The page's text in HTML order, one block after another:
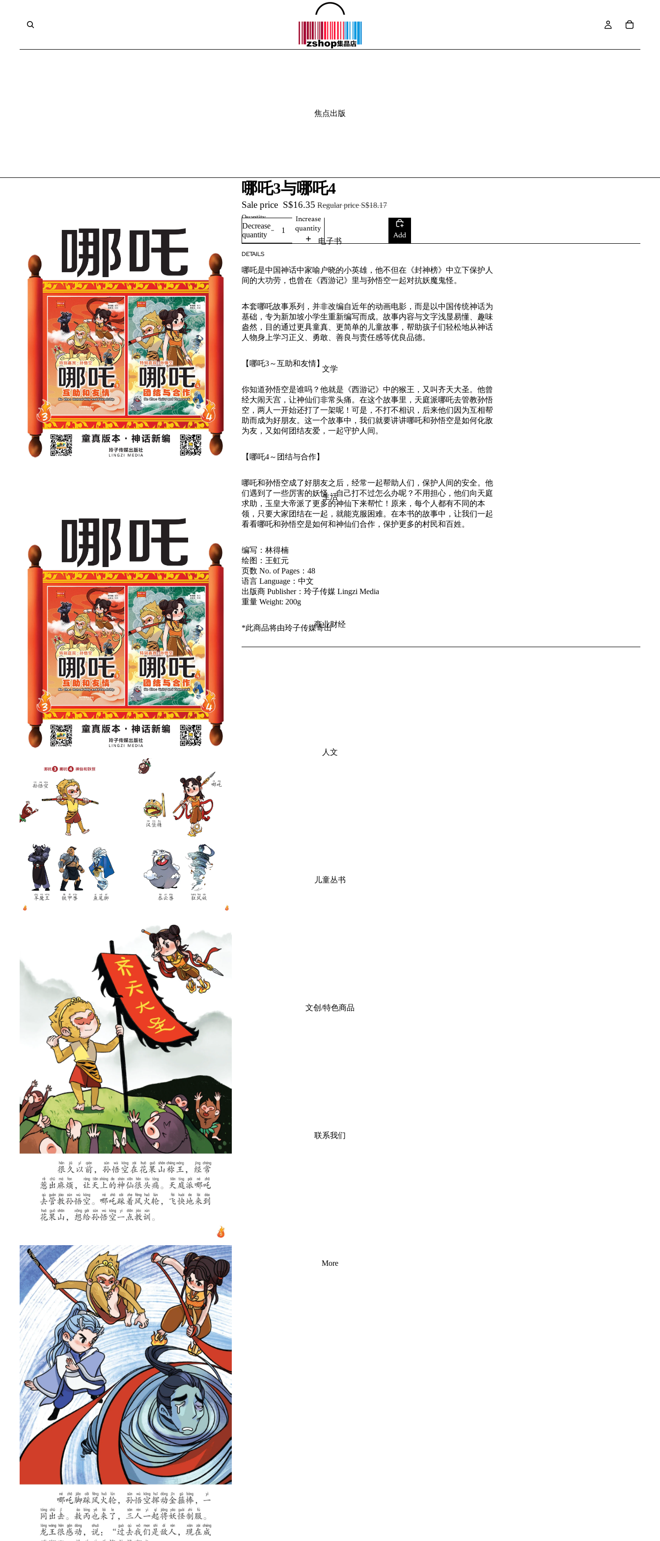
焦点出版
电子书
文学
生活
商业财经
人文
儿童丛书
文创/特色商品
联系我们
More
哪吒3与哪吒4
Sale price S$16.35 Regular priceS$18.17
Quantity
Decrease
quantity
Increase
quantity
Add
to
DETAILS
哪吒是中国神话中家喻户晓的小英雄，他不但在《封神榜》中立下保护人
间的大功劳，也曾在《西游记》里与孙悟空一起对抗妖魔鬼怪。
本套哪吒故事系列，并非改编自近年的动画电影，而是以中国传统神话为
基础，专为新加坡小学生重新编写而成。故事内容与文字浅显易懂、趣味
盎然，目的通过更具童真、更简单的儿童故事，帮助孩子们轻松地从神话
人物身上学习正义、勇敢、善良与责任感等优良品德。
【哪吒3～互助和友情】
你知道孙悟空是谁吗？他就是《西游记》中的猴王，又叫齐天大圣。他曾
经大闹天宫，让神仙们非常头痛。在这个故事里，天庭派哪吒去管教孙悟
空，两人一开始还打了一架呢！可是，不打不相识，后来他们因为互相帮
助而成为好朋友。这一个故事中，我们就要讲讲哪吒和孙悟空是如何化敌
为友，又如何团结友爱，一起守护人间。
【哪吒4～团结与合作】
哪吒和孙悟空成了好朋友之后，经常一起帮助人们，保护人间的安全。他
们遇到了一些厉害的妖怪，自己打不过怎么办呢？不用担心，他们向天庭
求助，玉皇大帝派了更多的神仙下来帮忙！原来，每个人都有不同的本
领，只要大家团结在一起，就能克服困难。在本书的故事中，让我们一起
看看哪吒和孙悟空是如何和神仙们合作，保护更多的村民和百姓。
编写：林得楠
绘图：王虹元
页数 No. of Pages：48
语言 Language：中文
出版商 Publisher：玲子传媒 Lingzi Media
重量 Weight: 200g
*此商品将由玲子传媒寄出